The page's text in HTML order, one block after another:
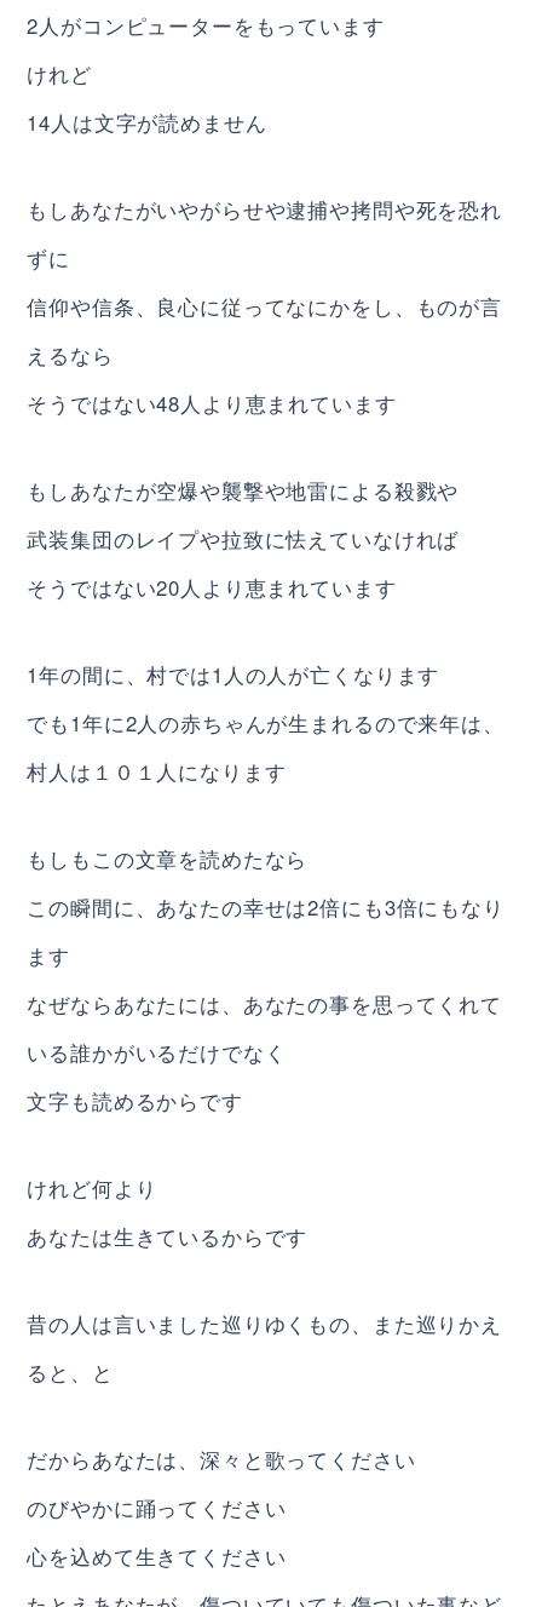
2人がコンピューターをもっています
けれど
14人は文字が読めません
もしあなたがいやがらせや逮捕や拷問や死を恐れ
ずに
信仰や信条、良心に従ってなにかをし、ものが言
えるなら
そうではない48人より恵まれています
もしあなたが空爆や襲撃や地雷による殺戮や
武装集団のレイプや拉致に怯えていなければ
そうではない20人より恵まれています
1年の間に、村では1人の人が亡くなります
でも1年に2人の赤ちゃんが生まれるので来年は、
村人は１０１人になります
もしもこの文章を読めたなら
この瞬間に、あなたの幸せは2倍にも3倍にもなり
ます
なぜならあなたには、あなたの事を思ってくれて
いる誰かがいるだけでなく
文字も読めるからです
けれど何より
あなたは生きているからです
昔の人は言いました巡りゆくもの、また巡りかえ
ると、と
だからあなたは、深々と歌ってください
のびやかに踊ってください
心を込めて生きてください